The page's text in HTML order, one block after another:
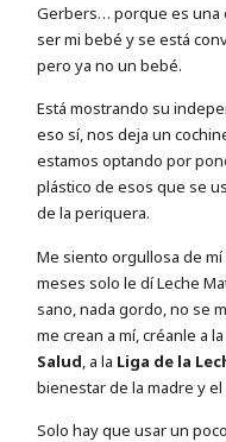
Gerbers… porque es una
ser mi bebé y se está
pero ya no un bebé.
Está mostrando su
eso sí, nos deja un
estamos optando por
plástico de esos que se
de la periquera.
Me siento orgullosa de
meses solo le dí Leche
sano, nada gordo, no se
me crean a mí, créanle a la
Salud, a la Liga de la
bienestar de la madre y el
Solo hay que usar un